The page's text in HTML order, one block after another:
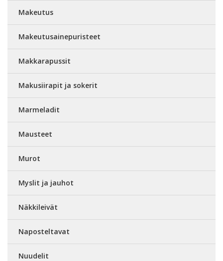
Makeutus
Makeutusainepuristeet
Makkarapussit
Makusiirapit ja sokerit
Marmeladit
Mausteet
Murot
Myslit ja jauhot
Näkkileivät
Naposteltavat
Nuudelit